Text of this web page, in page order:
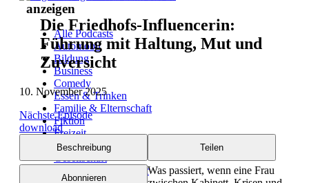
anzeigen
Alle Podcasts
Automobil
Bildung
Business
Comedy
Essen & Trinken
Familie & Elternschaft
Fiktion
Freizeit
Geschichte
Gesellschaft
Gesellschaft & Kultur
Die Friedhofs-Influencerin:
Führung mit Haltung, Mut und
Zuversicht
10. November 2025
Nächste Episode
download
Beschreibung Teilen
Abonnieren
Was passiert, wenn eine Frau